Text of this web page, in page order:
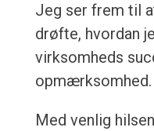
Jeg ser frem til
drøfte, hvordan
virksomheds
opmærksomhed.
Med venlig